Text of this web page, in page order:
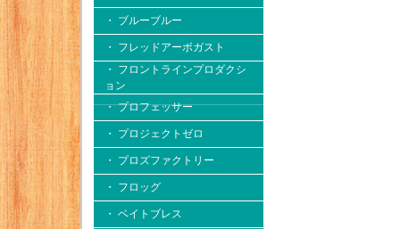
・ ブルーブルー
・ フレッドアーボガスト
・ フロントラインプロダクシ
ョン
・ プロフェッサー
・ プロジェクトゼロ
・ プロズファクトリー
・ フロッグ
・ ベイトブレス